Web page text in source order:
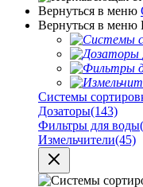
Вернуться в меню
Вернуться в меню
Системы
Дозаторы(143)
Фильтры для воды
Измельчители(45)